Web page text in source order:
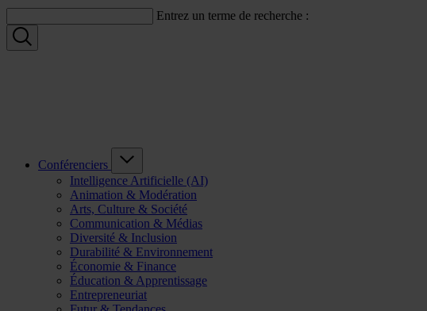
Entrez un terme de recherche :
Conférenciers
Intelligence Artificielle (AI)
Animation & Modération
Arts, Culture & Société
Communication & Médias
Diversité & Inclusion
Durabilité & Environnement
Économie & Finance
Éducation & Apprentissage
Entrepreneuriat